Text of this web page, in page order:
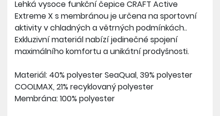
Lehká vysoce funkční čepice CRAFT Active
Extreme X s membránou je určena na sportovní
aktivity v chladných a větrných podmínkách..
Exkluzivní materiál nabízí jedinečné spojení
maximálního komfortu a unikátní prodyšnosti.
Materiál: 40% polyester SeaQual, 39% polyester
COOLMAX, 21% recyklovaný polyester
Membrána: 100% polyester